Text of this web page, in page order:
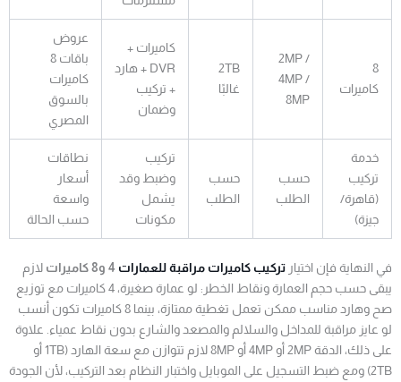
8
كاميرات
2MP /
4MP /
8MP
2TB
غالبًا
كاميرات +
DVR + هارد
+ تركيب
وضمان
عروض
باقات 8
كاميرات
بالسوق
المصري
خدمة
تركيب
(قاهرة/
جيزة)
حسب
الطلب
حسب
الطلب
تركيب
وضبط وقد
يشمل
مكونات
نطاقات
أسعار
واسعة
حسب الحالة
في النهاية فإن اختيار تركيب كاميرات مراقبة للعمارات
لازم
يبقى حسب حجم العمارة ونقاط الخطر: لو عمارة صغيرة، 4 كاميرات مع توزيع
صح وهارد مناسب ممكن تعمل تغطية ممتازة، بينما 8 كاميرات تكون أنسب
لو عايز مراقبة للمداخل والسلالم والمصعد والشارع بدون نقاط عمياء. علاوة
على ذلك، الدقة 2MP أو 4MP أو 8MP لازم تتوازن مع سعة الهارد (1TB أو
2TB) ومع ضبط التسجيل على الموبايل واختبار النظام بعد التركيب، لأن الجودة